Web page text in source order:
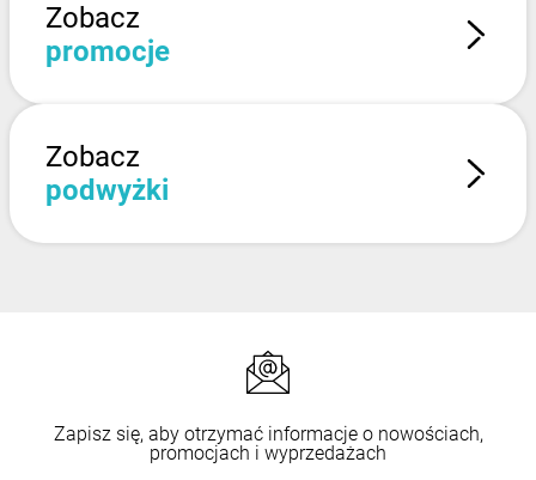
Zobacz
promocje
Zobacz
podwyżki
Zapisz się, aby otrzymać informacje o nowościach,
promocjach i wyprzedażach